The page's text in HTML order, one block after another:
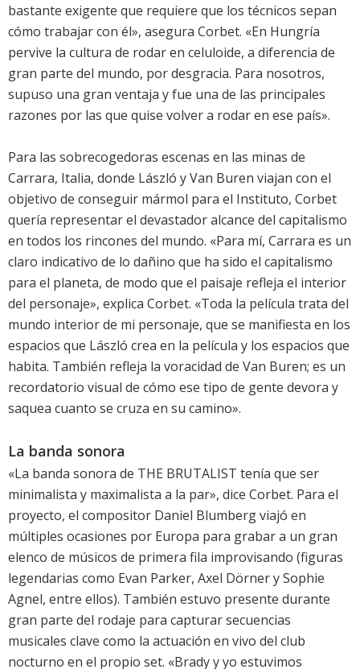
bastante exigente que requiere que los técnicos sepan
cómo trabajar con él», asegura Corbet. «En Hungría
pervive la cultura de rodar en celuloide, a diferencia de
gran parte del mundo, por desgracia. Para nosotros,
supuso una gran ventaja y fue una de las principales
razones por las que quise volver a rodar en ese país».
Para las sobrecogedoras escenas en las minas de
Carrara, Italia, donde László y Van Buren viajan con el
objetivo de conseguir mármol para el Instituto, Corbet
quería representar el devastador alcance del capitalismo
en todos los rincones del mundo. «Para mí, Carrara es un
claro indicativo de lo dañino que ha sido el capitalismo
para el planeta, de modo que el paisaje refleja el interior
del personaje», explica Corbet. «Toda la película trata del
mundo interior de mi personaje, que se manifiesta en los
espacios que László crea en la película y los espacios que
habita. También refleja la voracidad de Van Buren; es un
recordatorio visual de cómo ese tipo de gente devora y
saquea cuanto se cruza en su camino».
La banda sonora
«La banda sonora de THE BRUTALIST tenía que ser
minimalista y maximalista a la par», dice Corbet. Para el
proyecto, el compositor Daniel Blumberg viajó en
múltiples ocasiones por Europa para grabar a un gran
elenco de músicos de primera fila improvisando (figuras
legendarias como Evan Parker, Axel Dörner y Sophie
Agnel, entre ellos). También estuvo presente durante
gran parte del rodaje para capturar secuencias
musicales clave como la actuación en vivo del club
nocturno en el propio set. «Brady y yo estuvimos